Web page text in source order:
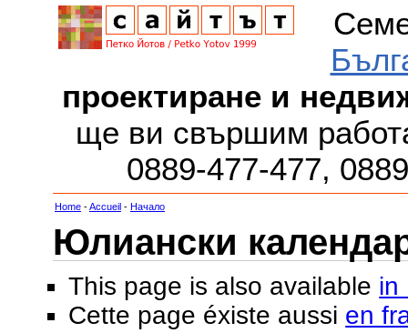
проектиране и
ще ви свършим
0889-477-477,
Home -Accueil - Начало
Юлиански
This page is also available in
Cette page éxiste aussi en